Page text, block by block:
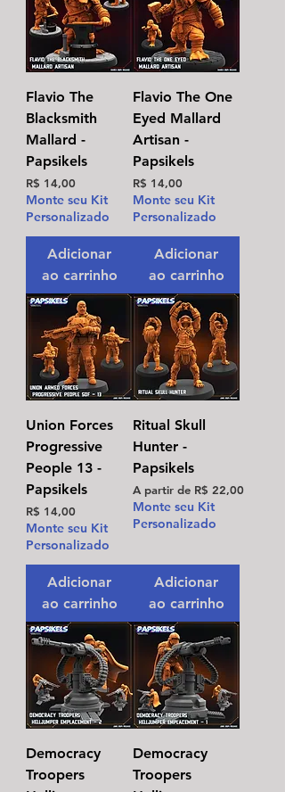
Flavio The
Blacksmith
Mallard -
Papsikels
Preço
R$ 14,00
Monte seu Kit
Personalizado
Adicionar
ao carrinho
Flavio The One
Eyed Mallard
Artisan -
Papsikels
Preço
R$ 14,00
Monte seu Kit
Personalizado
Adicionar
ao carrinho
Union Forces
Progressive
People 13 -
Papsikels
Preço
R$ 14,00
Monte seu Kit
Personalizado
Adicionar
ao carrinho
Ritual Skull
Hunter -
Papsikels
A partir de R$ 22,00
Preço promocional
Monte seu Kit
Personalizado
Adicionar
ao carrinho
Democracy
Troopers
Democracy
Troopers